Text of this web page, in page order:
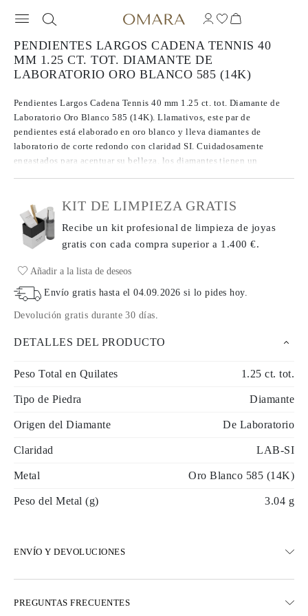
PENDIENTES LARGOS CADENA TENNIS 40
MM 1.25 CT. TOT. DIAMANTE DE
LABORATORIO ORO BLANCO 585 (14K)
Pendientes Largos Cadena Tennis 40 mm 1.25 ct. tot. Diamante de
Laboratorio Oro Blanco 585 (14K). Llamativos, este par de
pendientes está elaborado en oro blanco y lleva diamantes de
laboratorio de corte redondo con claridad SI. Cuidadosamente
engastados para acentuar su belleza, los diamantes tienen un
quien los lleva.KIT DE LIMPIEZA GRATIS
Recibe un kit profesional de limpieza de joyas
gratis con cada comprasuperior a 1.400 €.
Añadir a la lista de deseos
Envío gratis hasta el04.09.2026 si lo pides hoy.
Devolución gratis durante 30 días.
DETALLES DEL PRODUCTO
Peso Total en Quilates 1.25 ct. tot.
Tipo de Piedra Diamante
Origen del Diamante De Laboratorio
Claridad LAB-SI
Metal Oro Blanco 585 (14K)
Peso del Metal (g) 3.04 g
ENVÍO Y DEVOLUCIONES
PREGUNTAS FRECUENTES